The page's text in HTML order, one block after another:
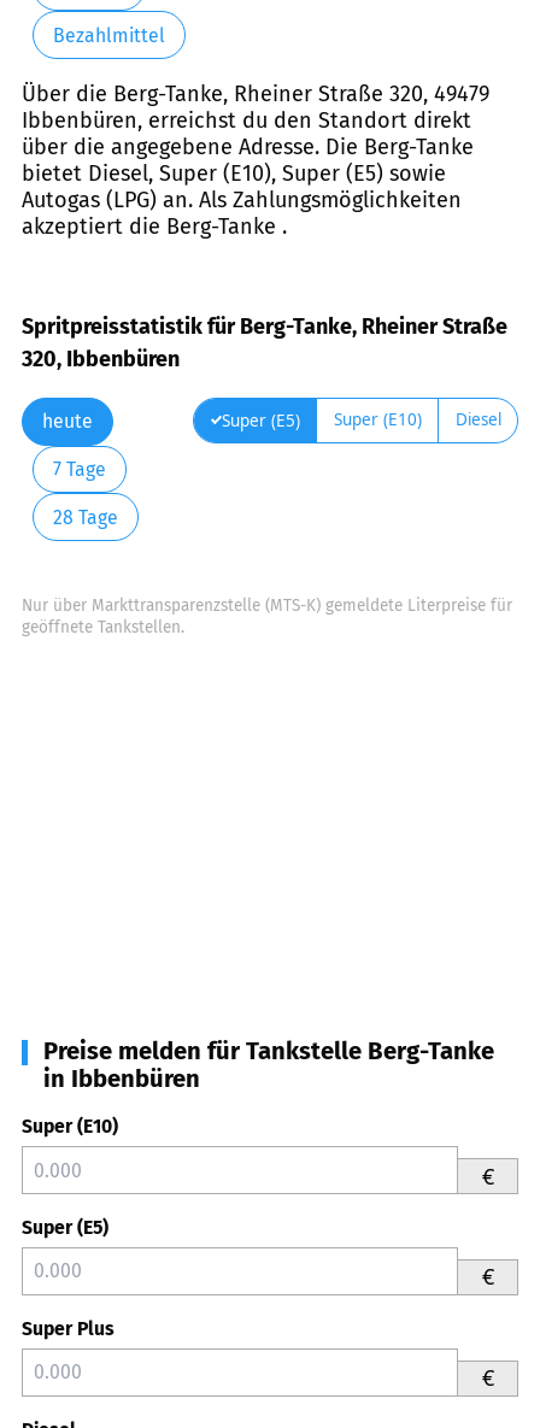
Bezahlmittel
Über die Berg-Tanke, Rheiner Straße 320, 49479
Ibbenbüren, erreichst du den Standort direkt
über die angegebene Adresse. Die Berg-Tanke
bietet Diesel, Super (E10), Super (E5) sowie
Autogas (LPG) an. Als Zahlungsmöglichkeiten
akzeptiert die Berg-Tanke .
Spritpreisstatistik für Berg-Tanke, Rheiner Straße
320, Ibbenbüren
heute
7 Tage
28 Tage
Super (E5) Super (E10) Diesel
Nur über Markttransparenzstelle (MTS-K) gemeldete Literpreise für
geöffnete Tankstellen.
Preise melden für Tankstelle Berg-Tanke
in Ibbenbüren
Super (E10)
€
Super (E5)
€
Super Plus
€